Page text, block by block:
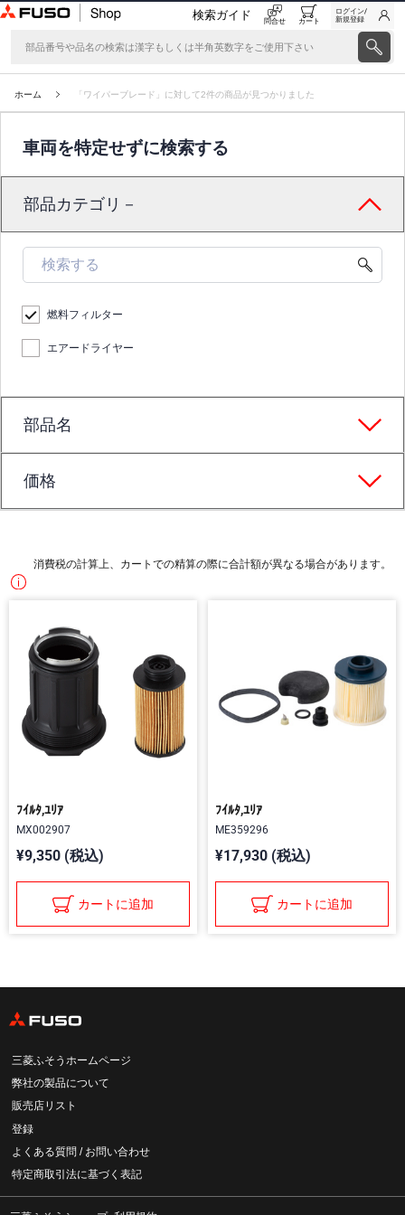
検索ガイド 問合せ カート
ログイン/
新規登録
ホーム 「ワイパーブレード」に対して2件の商品が見つかりました
車両を特定せずに検索する
部品カテゴリ－
燃料フィルター
エアードライヤー
部品名
価格
消費税の計算上、カートでの精算の際に合計額が異なる場合があります。
ﾌｲﾙﾀ,ﾕﾘｱ
MX002907
¥9,350 (税込)
カートに追加
ﾌｲﾙﾀ,ﾕﾘｱ
ME359296
¥17,930 (税込)
カートに追加
三菱ふそうホームページ
弊社の製品について
販売店リスト
登録
よくある質問 / お問い合わせ
特定商取引法に基づく表記